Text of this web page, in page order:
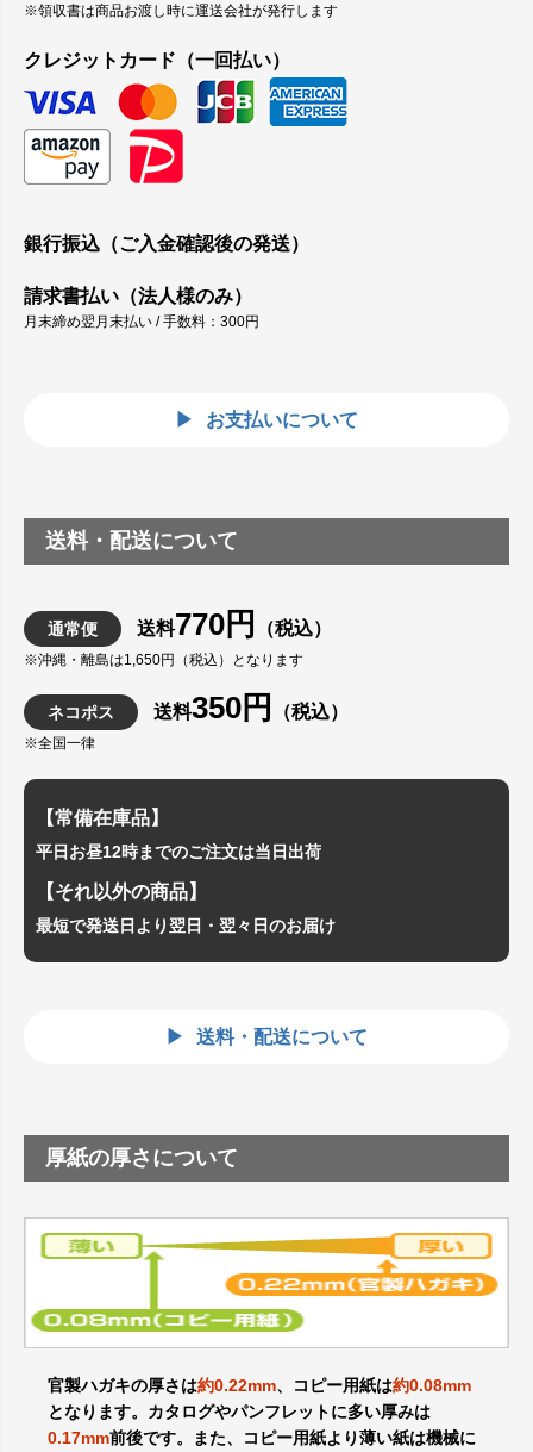
※領収書は商品お渡し時に運送会社が発行します
クレジットカード（一回払い）
銀行振込（ご入金確認後の発送）
請求書払い（法人様のみ）
月末締め翌月末払い / 手数料：300円
お支払いについて
送料・配送について
通常便 送料770円 （税込）
※沖縄・離島は1,650円（税込）となります
ネコポス 送料350円 （税込）
※全国一律
【常備在庫品】
平日お昼12時までのご注文は当日出荷
【それ以外の商品】
最短で発送日より翌日・翌々日のお届け
送料・配送について
厚紙の厚さについて
官製ハガキの厚さは約0.22mm、コピー用紙は約0.08mm
となります。カタログやパンフレットに多い厚みは
0.17mm前後です。また、コピー用紙より薄い紙は機械に